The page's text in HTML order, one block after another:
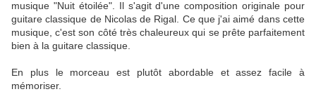
musique "Nuit étoilée". Il s'agit d'une composition originale pour
guitare classique de Nicolas de Rigal. Ce que j'ai aimé dans cette
musique, c'est son côté très chaleureux qui se prête parfaitement
bien à la guitare classique.
En plus le morceau est plutôt abordable et assez facile à
mémoriser.